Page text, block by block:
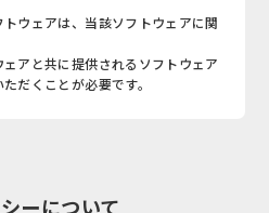
ウェアは、当該ソフトウェアに関
アと共に提供されるソフトウェア
だくことが必要です。
ーについて